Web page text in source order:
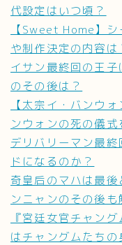
代設定はいつ頃？
【Sweet Home】
や制作決定の内容は
イサン最終回の王
のその後は？
【太宗イ・バンウ
ンウォンの死の儀式
デリバリーマン最
ドになるのか？
奇皇后のマハは最
ンニャンのその後も
『宮廷女官チャン
はチャングムたち